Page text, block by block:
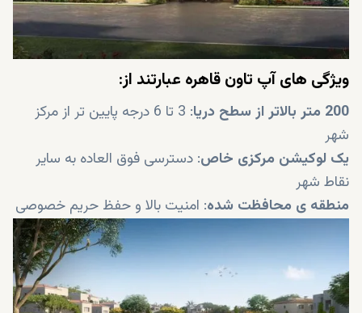
ویژگی های آپ تاون قاهره عبارتند از:
200 متر بالاتر از سطح دریا
: 3 تا 6 درجه پایین تر از مرکز
شهر
یک لوکیشن مرکزی خاص: دسترسی فوق العاده به سایر
نقاط شهر
منطقه ی محافظت شده: امنیت بالا و حفظ حریم خصوصی
مناظر خیره کننده: مناظر شهر و زمینهای گلف
کلاب هاوس گلف: امکانات تفریحی
زمین گلف بین المللی: زمین گلف 18 سوراخ
17 مرکز اجتماعی
: استخرها، باشگاه و سالن